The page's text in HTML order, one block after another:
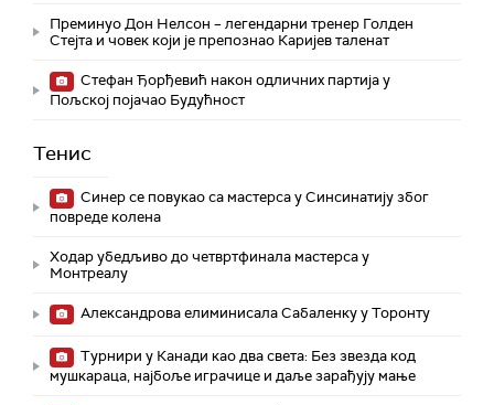
Преминуо Дон Нелсон – легендарни тренер Голден
Стејта и човек који је препознао Каријев таленат
Стефан Ђорђевић након одличних партија у
Пољској појачао Будућност
Тенис
Синер се повукао са мастерса у Синсинатију због
повреде колена
Ходар убедљиво до четвртфинала мастерса у
Монтреалу
Александрова елиминисала Сабаленку у Торонту
Турнири у Канади као два света: Без звезда код
мушкараца, најбоље играчице и даље зарађују мање